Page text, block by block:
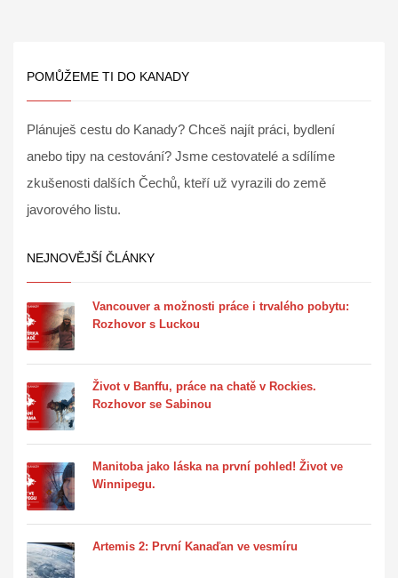
POMŮŽEME TI DO KANADY
Plánuješ cestu do Kanady? Chceš najít práci, bydlení
anebo tipy na cestování? Jsme cestovatelé a sdílíme
zkušenosti dalších Čechů, kteří už vyrazili do země
javorového listu.
NEJNOVĚJŠÍ ČLÁNKY
Vancouver a možnosti práce i trvalého pobytu:
Rozhovor s Luckou
Život v Banffu, práce na chatě v Rockies.
Rozhovor se Sabinou
Manitoba jako láska na první pohled! Život ve
Winnipegu.
Artemis 2: První Kanaďan ve vesmíru